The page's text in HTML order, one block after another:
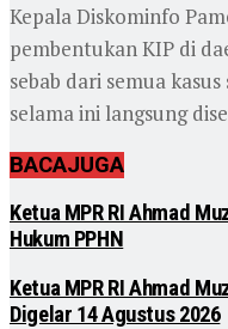
Kepala Diskominfo
pembentukan KIP di
sebab dari semua
selama ini langsung
BACAJUGA
Ketua MPR RI Ahmad
Hukum PPHN
Ketua MPR RI Ahmad
Digelar 14 Agustus 2026